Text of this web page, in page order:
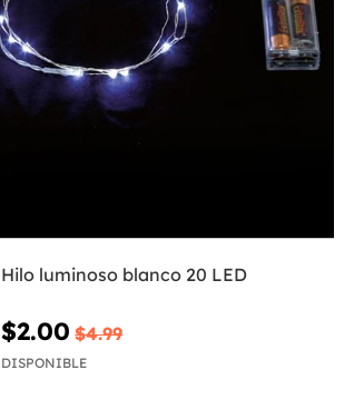
Hilo luminoso blanco 20 LED
$2.00 $4.99
DISPONIBLE